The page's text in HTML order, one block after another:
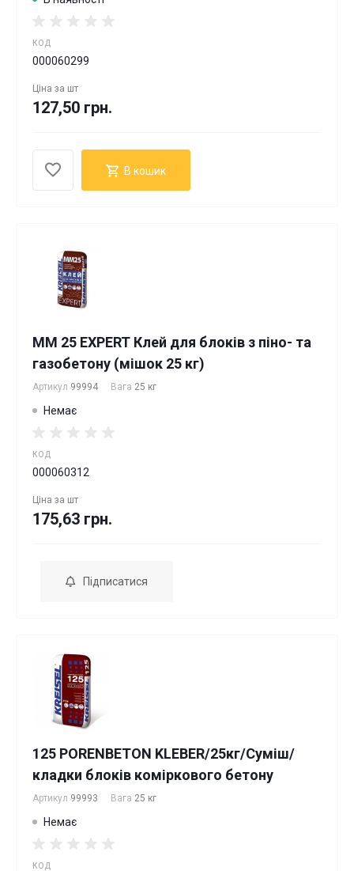
КОД
000060299
Ціна за шт
127,50 грн.
В кошик
ММ 25 EXPERT Клей для блоків з піно- та
газобетону (мішок 25 кг)
Артикул 99994 Вага 25 кг
Немає
КОД
000060312
Ціна за шт
175,63 грн.
Підписатися
125 PORENBETON KLEBER/25кг/Суміш/
кладки блоків коміркового бетону
Артикул 99993 Вага 25 кг
Немає
КОД